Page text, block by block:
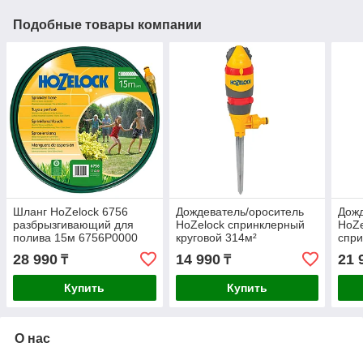
Подобные товары компании
Шланг HoZelock 6756
разбрызгивающий для
полива 15м 6756P0000
28 990 ₸
Купить
Дождеватель/ороситель
HoZelock спринклерный
круговой 314м²
2335P0000
14 990₸
Купить
21
О нас